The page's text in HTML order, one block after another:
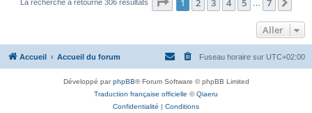
La recherche a retourné 306 résultats
Aller
Accueil Accueil du forum Fuseau horaire sur UTC+02:00
Développé parphpBB® Forum Software © phpBB Limited
Traduction française officielle ©Qiaeru
Confidentialité | Conditions